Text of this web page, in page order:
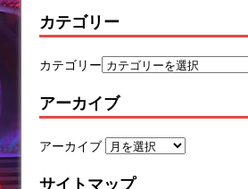
カテゴリー
カテゴリー
アーカイブ
アーカイブ
サイトマップ